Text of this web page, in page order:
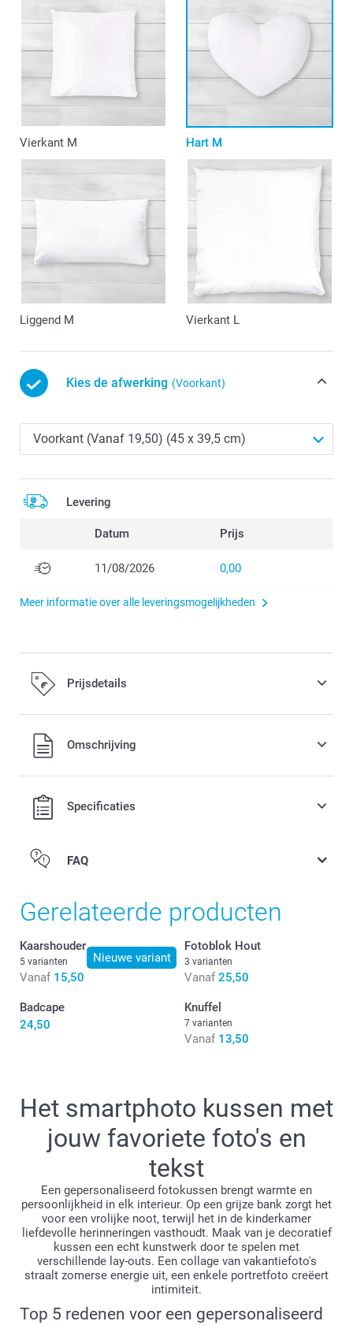
Vierkant M Hart M
Liggend M Vierkant L
Kies de afwerking (Voorkant)
Levering
Datum Prijs
11/08/2026 0,00
Meer informatie over alle leveringsmogelijkheden
Prijsdetails
Alle prijzen zijn inclusief BTW
Omschrijving
Specificaties
FAQ
Gerelateerde producten
Nieuwe variant
Kaarshouder
5 varianten
Vanaf 15,50
Fotoblok Hout
3 varianten
Vanaf 25,50
Badcape
24,50
Knuffel
7 varianten
Vanaf 13,50
Het smartphoto kussen met
jouw favoriete foto's en
tekst
Een gepersonaliseerd fotokussen brengt warmte en
persoonlijkheid in elk interieur. Op een grijze bank zorgt het
voor een vrolijke noot, terwijl het in de kinderkamer
liefdevolle herinneringen vasthoudt. Maak van je decoratief
kussen een echt kunstwerk door te spelen met
verschillende lay-outs. Een collage van vakantiefoto's
straalt zomerse energie uit, een enkele portretfoto creëert
intimiteit.
Top 5 redenen voor een gepersonaliseerd